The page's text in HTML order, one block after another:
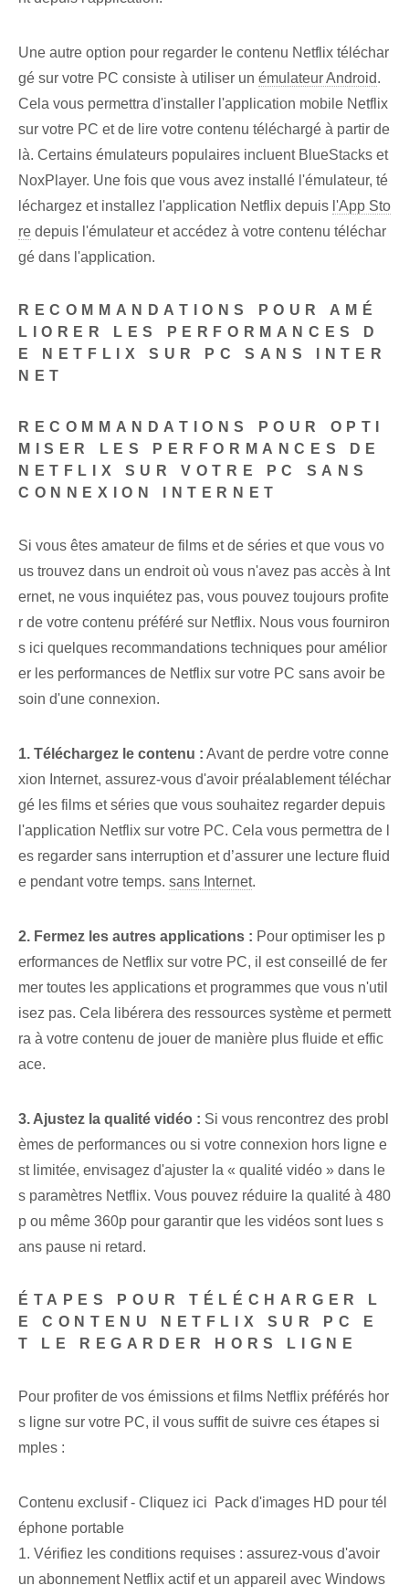
Une autre ⁢option pour regarder le contenu Netflix téléchar
gé sur‌ votre PC consiste à utiliser un émulateur Android.
Cela vous permettra d'installer l'application mobile Netflix
sur votre PC et de lire votre contenu téléchargé à partir de
là. Certains émulateurs populaires incluent BlueStacks et
NoxPlayer. Une fois que vous avez installé l'émulateur, té
léchargez et installez l'⁣application Netflix⁣ depuis‍ l'App Sto
re depuis l'émulateur et accédez à votre contenu téléchar
gé dans l'application.
RECOMMANDATIONS POUR AMÉ
LIORER LES PERFORMANCES D
E NETFLIX SUR PC SANS INTER
NET
RECOMMANDATIONS POUR OPTI
MISER LES PERFORMANCES DE
NETFLIX SUR VOTRE PC SANS
CONNEXION INTERNET
Si vous êtes amateur de films et de séries et que vous vo
us trouvez dans un endroit où vous n'avez pas accès à Int
ernet, ne vous inquiétez pas, vous pouvez toujours profite
r de votre contenu préféré sur Netflix. Nous vous fourniron
s ici quelques recommandations techniques pour amélior
er les performances de Netflix sur votre PC sans avoir be
soin d'une connexion.
1. Téléchargez le contenu : Avant de perdre votre conne
xion Internet, assurez-vous d'avoir préalablement téléchar
gé les films et séries que vous souhaitez regarder depuis
l'application Netflix sur votre PC. Cela vous permettra de l
es regarder sans interruption et d’assurer une lecture fluid
e pendant votre temps. sans Internet.
2. Fermez les autres applications : Pour optimiser les p
erformances de Netflix sur votre PC, il est conseillé de fer
mer toutes les applications et programmes que vous n'util
isez pas. Cela libérera des ressources système et permett
ra à votre contenu de jouer de manière plus fluide et effic
ace.
3. Ajustez la qualité vidéo : Si vous rencontrez des probl
èmes de performances ou si votre connexion hors ligne e
st limitée, envisagez d'ajuster la « qualité vidéo » dans le
s paramètres Netflix. Vous pouvez réduire la qualité à 480
p ou même 360p pour garantir que les vidéos sont lues s
ans pause ni retard.
ÉTAPES POUR TÉLÉCHARGER L
E CONTENU NETFLIX SUR PC E
T LE REGARDER HORS LIGNE
Pour profiter de vos émissions et films Netflix préférés hor
s ligne sur votre PC, il vous suffit de suivre ces étapes si
mples :
Contenu exclusif - Cliquez ici Pack d'images HD pour tél
éphone portable
1. Vérifiez les conditions requises : assurez-vous d'avoir
un abonnement Netflix actif et un appareil avec Windows